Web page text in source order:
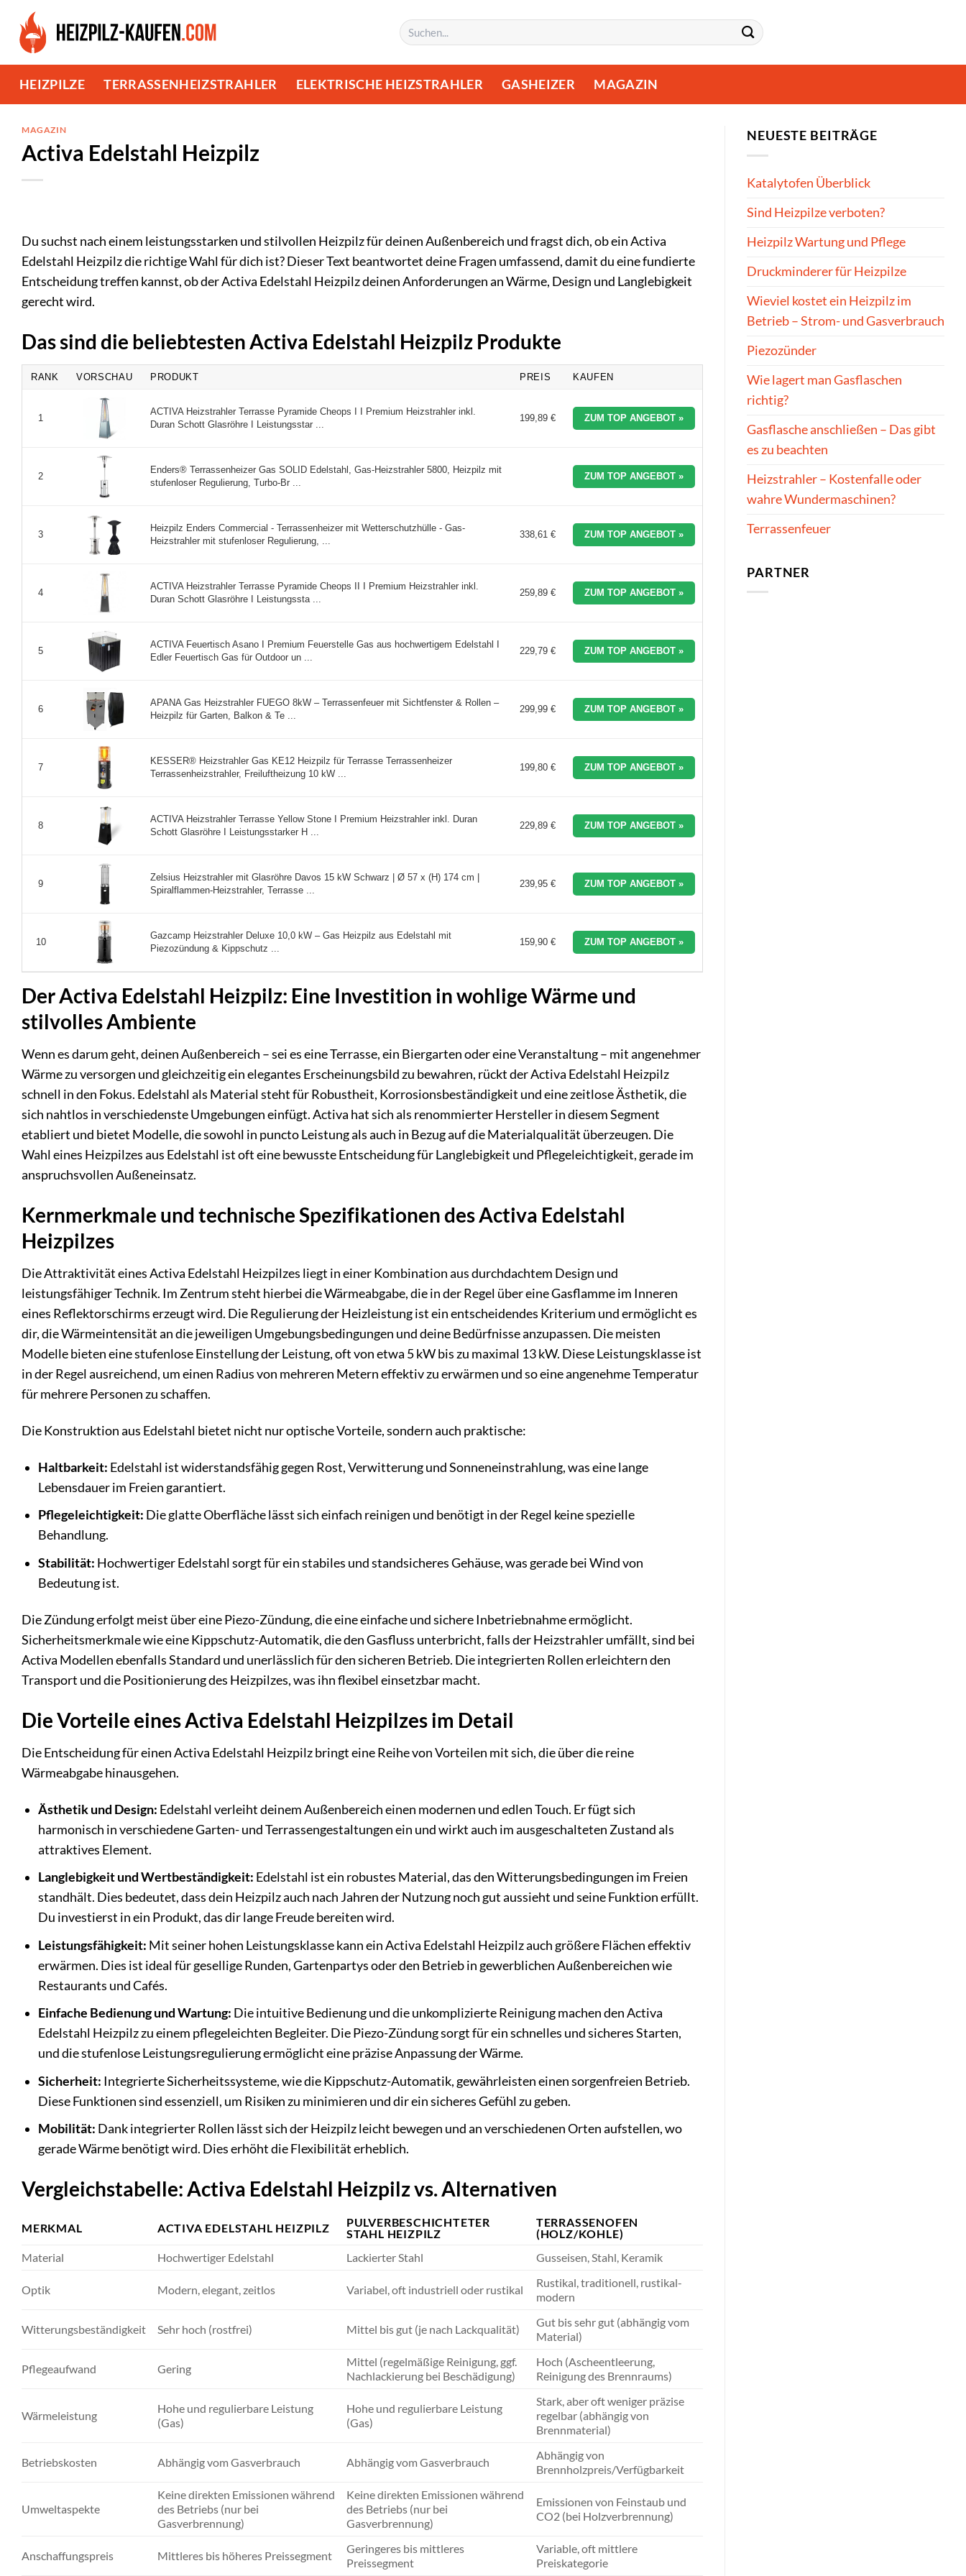
Inhalt
springen
Suchen
nach:
HEIZPILZE TERRASSENHEIZSTRAHLER ELEKTRISCHE HEIZSTRAHLER GASHEIZER MAGAZIN
MAGAZIN
Activa Edelstahl Heizpilz
Du suchst nach einem leistungsstarken und stilvollen Heizpilz für deinen Außenbereich und fragst dich, ob ein Activa
Edelstahl Heizpilz die richtige Wahl für dich ist? Dieser Text beantwortet deine Fragen umfassend, damit du eine fundierte
Entscheidung treffen kannst, ob der Activa Edelstahl Heizpilz deinen Anforderungen an Wärme, Design und Langlebigkeit
gerecht wird.
Das sind die beliebtesten Activa Edelstahl Heizpilz Produkte
RANK VORSCHAU PRODUKT PREIS KAUFEN
1
ACTIVA Heizstrahler Terrasse Pyramide Cheops I I Premium Heizstrahler inkl.
Duran Schott Glasröhre I Leistungsstar ...
199,89 € ZUM TOP ANGEBOT »
2
Enders® Terrassenheizer Gas SOLID Edelstahl, Gas-Heizstrahler 5800, Heizpilz mit
stufenloser Regulierung, Turbo-Br ...
ZUM TOP ANGEBOT »
3
Heizpilz Enders Commercial - Terrassenheizer mit Wetterschutzhülle - Gas-
Heizstrahler mit stufenloser Regulierung, ...
338,61 € ZUM TOP ANGEBOT »
4
ACTIVA Heizstrahler Terrasse Pyramide Cheops II I Premium Heizstrahler inkl.
Duran Schott Glasröhre I Leistungssta ...
259,89 € ZUM TOP ANGEBOT »
5
ACTIVA Feuertisch Asano I Premium Feuerstelle Gas aus hochwertigem Edelstahl I
Edler Feuertisch Gas für Outdoor un ...
229,79 € ZUM TOP ANGEBOT »
6
APANA Gas Heizstrahler FUEGO 8kW – Terrassenfeuer mit Sichtfenster & Rollen –
Heizpilz für Garten, Balkon & Te ...
299,99 € ZUM TOP ANGEBOT »
7
KESSER® Heizstrahler Gas KE12 Heizpilz für Terrasse Terrassenheizer
Terrassenheizstrahler, Freiluftheizung 10 kW ...
199,80 € ZUM TOP ANGEBOT »
8
ACTIVA Heizstrahler Terrasse Yellow Stone I Premium Heizstrahler inkl. Duran
Schott Glasröhre I Leistungsstarker H ...
229,89 € ZUM TOP ANGEBOT »
9
Zelsius Heizstrahler mit Glasröhre Davos 15 kW Schwarz | Ø 57 x (H) 174 cm |
Spiralflammen-Heizstrahler, Terrasse ...
239,95 € ZUM TOP ANGEBOT »
10
Gazcamp Heizstrahler Deluxe 10,0 kW – Gas Heizpilz aus Edelstahl mit
Piezozündung & Kippschutz ...
159,90 € ZUM TOP ANGEBOT »
Der Activa Edelstahl Heizpilz: Eine Investition in wohlige Wärme und
stilvolles Ambiente
Wenn es darum geht, deinen Außenbereich – sei es eine Terrasse, ein Biergarten oder eine Veranstaltung – mit angenehmer
Wärme zu versorgen und gleichzeitig ein elegantes Erscheinungsbild zu bewahren, rückt der Activa Edelstahl Heizpilz
schnell in den Fokus. Edelstahl als Material steht für Robustheit, Korrosionsbeständigkeit und eine zeitlose Ästhetik, die
sich nahtlos in verschiedenste Umgebungen einfügt. Activa hat sich als renommierter Hersteller in diesem Segment
etabliert und bietet Modelle, die sowohl in puncto Leistung als auch in Bezug auf die Materialqualität überzeugen. Die
Wahl eines Heizpilzes aus Edelstahl ist oft eine bewusste Entscheidung für Langlebigkeit und Pflegeleichtigkeit, gerade im
anspruchsvollen Außeneinsatz.
Kernmerkmale und technische Spezifikationen des Activa Edelstahl
Heizpilzes
Die Attraktivität eines Activa Edelstahl Heizpilzes liegt in einer Kombination aus durchdachtem Design und
leistungsfähiger Technik. Im Zentrum steht hierbei die Wärmeabgabe, die in der Regel über eine Gasflamme im Inneren
eines Reflektorschirms erzeugt wird. Die Regulierung der Heizleistung ist ein entscheidendes Kriterium und ermöglicht es
dir, die Wärmeintensität an die jeweiligen Umgebungsbedingungen und deine Bedürfnisse anzupassen. Die meisten
Modelle bieten eine stufenlose Einstellung der Leistung, oft von etwa 5 kW bis zu maximal 13 kW. Diese Leistungsklasse ist
in der Regel ausreichend, um einen Radius von mehreren Metern effektiv zu erwärmen und so eine angenehme Temperatur
für mehrere Personen zu schaffen.
Die Konstruktion aus Edelstahl bietet nicht nur optische Vorteile, sondern auch praktische:
Haltbarkeit: Edelstahl ist widerstandsfähig gegen Rost, Verwitterung und Sonneneinstrahlung, was eine lange
Lebensdauer im Freien garantiert.
Pflegeleichtigkeit: Die glatte Oberfläche lässt sich einfach reinigen und benötigt in der Regel keine spezielle
Behandlung.
Stabilität: Hochwertiger Edelstahl sorgt für ein stabiles und standsicheres Gehäuse, was gerade bei Wind von
Bedeutung ist.
Die Zündung erfolgt meist über eine Piezo-Zündung, die eine einfache und sichere Inbetriebnahme ermöglicht.
Sicherheitsmerkmale wie eine Kippschutz-Automatik, die den Gasfluss unterbricht, falls der Heizstrahler umfällt, sind bei
Activa Modellen ebenfalls Standard und unerlässlich für den sicheren Betrieb. Die integrierten Rollen erleichtern den
Transport und die Positionierung des Heizpilzes, was ihn flexibel einsetzbar macht.
Die Vorteile eines Activa Edelstahl Heizpilzes im Detail
Die Entscheidung für einen Activa Edelstahl Heizpilz bringt eine Reihe von Vorteilen mit sich, die über die reine
Wärmeabgabe hinausgehen.
Ästhetik und Design: Edelstahl verleiht deinem Außenbereich einen modernen und edlen Touch. Er fügt sich
harmonisch in verschiedene Garten- und Terrassengestaltungen ein und wirkt auch im ausgeschalteten Zustand als
attraktives Element.
Langlebigkeit und Wertbeständigkeit: Edelstahl ist ein robustes Material, das den Witterungsbedingungen im Freien
standhält. Dies bedeutet, dass dein Heizpilz auch nach Jahren der Nutzung noch gut aussieht und seine Funktion erfüllt.
Du investierst in ein Produkt, das dir lange Freude bereiten wird.
Leistungsfähigkeit: Mit seiner hohen Leistungsklasse kann ein Activa Edelstahl Heizpilz auch größere Flächen effektiv
erwärmen. Dies ist ideal für gesellige Runden, Gartenpartys oder den Betrieb in gewerblichen Außenbereichen wie
Restaurants und Cafés.
Einfache Bedienung und Wartung: Die intuitive Bedienung und die unkomplizierte Reinigung machen den Activa
Edelstahl Heizpilz zu einem pflegeleichten Begleiter. Die Piezo-Zündung sorgt für ein schnelles und sicheres Starten,
und die stufenlose Leistungsregulierung ermöglicht eine präzise Anpassung der Wärme.
Sicherheit: Integrierte Sicherheitssysteme, wie die Kippschutz-Automatik, gewährleisten einen sorgenfreien Betrieb.
Diese Funktionen sind essenziell, um Risiken zu minimieren und dir ein sicheres Gefühl zu geben.
Mobilität: Dank integrierter Rollen lässt sich der Heizpilz leicht bewegen und an verschiedenen Orten aufstellen, wo
gerade Wärme benötigt wird. Dies erhöht die Flexibilität erheblich.
Vergleichstabelle: Activa Edelstahl Heizpilz vs. Alternativen
MERKMAL ACTIVA EDELSTAHL HEIZPILZ
PULVERBESCHICHTETER
STAHL HEIZPILZ
TERRASSENOFEN
(HOLZ/KOHLE)
Material
Hochwertiger Edelstahl Lackierter Stahl Gusseisen, Stahl, Keramik
Optik Modern, elegant, zeitlos Variabel, oft industriell oder rustikal
Rustikal, traditionell, rustikal-
modern
Witterungsbeständigkeit Sehr hoch (rostfrei) Mittel bis gut (je nach Lackqualität)
Gut bis sehr gut (abhängig vom
Material)
Pflegeaufwand Gering
Mittel (regelmäßige Reinigung, ggf.
Nachlackierung bei Beschädigung)
Hoch (Ascheentleerung,
Reinigung des Brennraums)
Wärmeleistung
Hohe und regulierbare Leistung
(Gas)
Hohe und regulierbare Leistung
(Gas)
Stark, aber oft weniger präzise
regelbar (abhängig von
Brennmaterial)
Betriebskosten Abhängig vom Gasverbrauch Abhängig vom Gasverbrauch
Abhängig von
Brennholzpreis/Verfügbarkeit
Umweltaspekte
Keine direkten Emissionen während
des Betriebs (nur bei
Gasverbrennung)
Keine direkten Emissionen während
des Betriebs (nur bei
Gasverbrennung)
Emissionen von Feinstaub und
CO2 (bei Holzverbrennung)
Anschaffungspreis Mittleres bis höheres Preissegment
Geringeres bis mittleres
Preissegment
Variable, oft mittlere
Preiskategorie
NEUESTE BEITRÄGE
Katalytofen Überblick
Sind Heizpilze verboten?
Heizpilz Wartung und Pflege
Druckminderer für Heizpilze
Wieviel kostet ein Heizpilz im
Betrieb – Strom- und Gasverbrauch
Piezozünder
Wie lagert man Gasflaschen
richtig?
Gasflasche anschließen – Das gibt
es zu beachten
Heizstrahler – Kostenfalle oder
wahre Wundermaschinen?
Terrassenfeuer
PARTNER